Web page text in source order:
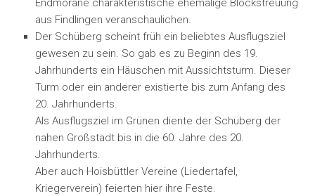
Endmoräne charakteristische ehemalige Blockstreuung
aus Findlingen veranschaulichen.
Der Schüberg scheint früh ein beliebtes Ausflugsziel
gewesen zu sein. So gab es zu Beginn des 19.
Jahrhunderts ein Häuschen mit Aussichtsturm. Dieser
Turm oder ein anderer existierte bis zum Anfang des
20. Jahrhunderts.
Als Ausflugsziel im Grünen diente der Schüberg der
nahen Großstadt bis in die 60. Jahre des 20.
Jahrhunderts.
Aber auch Hoisbüttler Vereine (Liedertafel,
Kriegerverein) feierten hier ihre Feste.